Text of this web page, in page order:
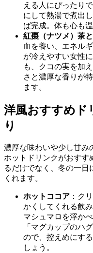
える人にぴったり
にして熱湯で煮出
ば完成。体も心も
紅棗（ナツメ）茶
血を養い、エネル
が冷えやすい女性
も、クコの実を加
さと濃厚な香りが
ます。
洋風おすすめド
り
濃厚な味わいや少し甘み
ホットドリンクがおすす
るだけでなく、冬の一日
くれます。
ホットココア ：ク
かくしてくれる飲
マシュマロを浮か
「マグカップのハ
ので、控えめにす
しょう。